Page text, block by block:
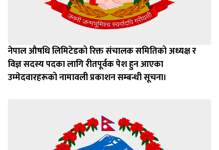
नेपाल औषधि लिमिटेडको रिक्त संचालक समितिको अध्यक्ष र
विज्ञ सदस्य पदका लागि रीतपूर्वक पेश हुन आएका
उम्‍मेदवारहरूको नामावली प्रकाशन सम्बन्धी सूचना।